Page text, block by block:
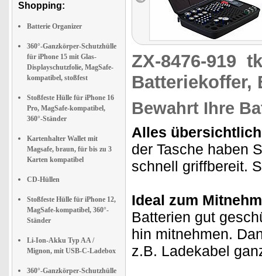
Shopping:
Batterie Organizer
360°-Ganzkörper-Schutzhülle
für iPhone 15 mit Glas-
Displayschutzfolie, MagSafe-
kompatibel, stoßfest
Stoßfeste Hülle für iPhone 16
Pro, MagSafe-kompatibel,
360°-Ständer
Kartenhalter Wallet mit
Magsafe, braun, für bis zu 3
Karten kompatibel
CD-Hüllen
Stoßfeste Hülle für iPhone 12,
MagSafe-kompatibel, 360°-
Ständer
Li-Ion-Akku Typ AA /
Mignon, mit USB-C-Ladebox
360°-Ganzkörper-Schutzhülle
ZX-8476-919
Batteriekoffer,
Bewahrt Ihre
Alles
der Tasche haben
schnell griffbereit.
Ideal zum
Batterien gut
hin mitnehmen.
z.B. Ladekabel